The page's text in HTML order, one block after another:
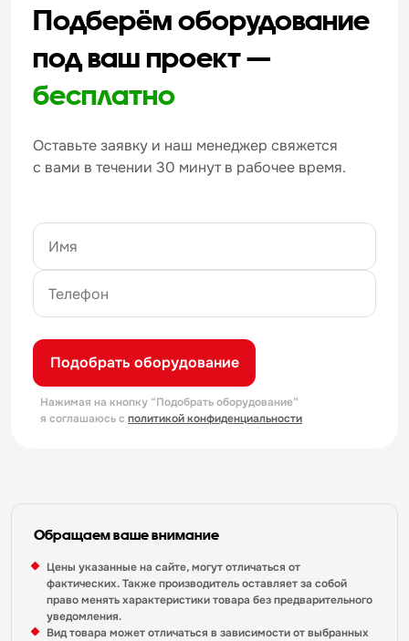
Подберём оборудование
под ваш проект —
бесплатно
Оставьте заявку и наш менеджер свяжется
с вами в течении 30 минут в рабочее время.
Подобрать оборудование
Нажимая на кнопку “Подобрать оборудование”
я соглашаюсь с политикой конфиденциальности
Обращаем ваше внимание
Цены указанные на сайте, могут отличаться от
фактических. Также производитель оставляет за собой
право менять характеристики товара без предварительного
уведомления.
Вид товара может отличаться в зависимости от выбранных